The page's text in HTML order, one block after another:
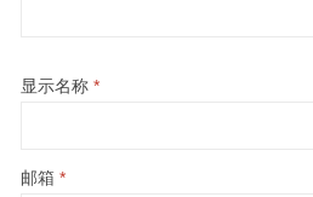
显示名称 *
邮箱 *